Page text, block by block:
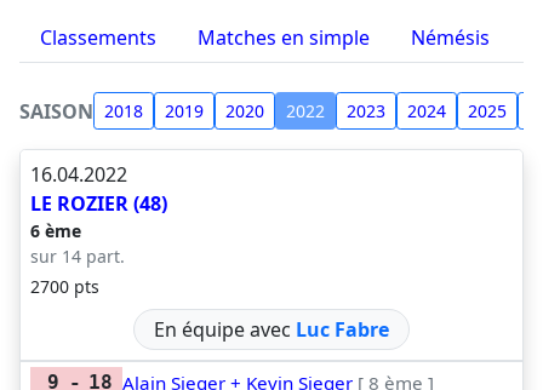
Classements Matches en simple Némésis
SAISON 2018 2019 2020 2022 2023 2024 2025
16.04.2022
LE ROZIER (48)
6 ème
sur 14 part.
2700 pts
En équipe avec Luc Fabre
9 - 18 Alain Sieger + Kevin Sieger [ 8 ème ]